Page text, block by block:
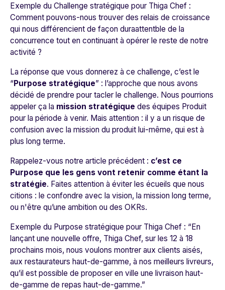
Exemple du Challenge stratégique pour Thiga Chef :
Comment pouvons-nous trouver des relais de croissance
qui nous différencient de façon duraattentble de la
concurrence tout en continuant à opérer le reste de notre
activité ?
La réponse que vous donnerez à ce challenge, c’est le
“Purpose stratégique” : l’approche que nous avons
décidé de prendre pour tacler le challenge. Nous pourrions
appeler ça la mission stratégique des équipes Produit
pour la période à venir. Mais attention : il y a un risque de
confusion avec la mission du produit lui-même, qui est à
plus long terme.
Rappelez-vous notre article précédent : c’est ce
Purpose que les gens vont retenir comme étant la
stratégie. Faites attention à éviter les écueils que nous
citions : le confondre avec la vision, la mission long terme,
ou n'être qu’une ambition ou des OKRs.
Exemple du Purpose stratégique pour Thiga Chef : “En
lançant une nouvelle offre, Thiga Chef, sur les 12 à 18
prochains mois, nous voulons montrer aux clients aisés,
aux restaurateurs haut-de-gamme, à nos meilleurs livreurs,
qu’il est possible de proposer en ville une livraison haut-
de-gamme de repas haut-de-gamme.”